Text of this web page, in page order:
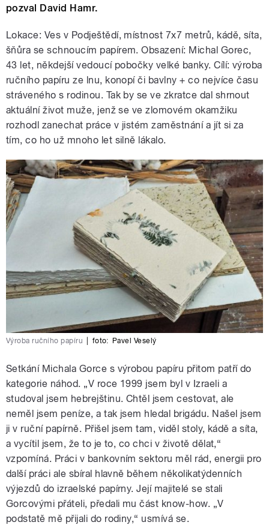
pozval David Hamr.
Lokace: Ves v Podještědí, místnost 7x7 metrů, kádě, síta,
šňůra se schnoucím papírem. Obsazení: Michal Gorec,
43 let, někdejší vedoucí pobočky velké banky. Cílí: výroba
ručního papíru ze lnu, konopí či bavlny + co nejvíce času
stráveného s rodinou. Tak by se ve zkratce dal shrnout
aktuální život muže, jenž se ve zlomovém okamžiku
rozhodl zanechat práce v jistém zaměstnání a jít si za
tím, co ho už mnoho let silně lákalo.
Výroba ručního papíru foto: Pavel Veselý
Setkání Michala Gorce s výrobou papíru přitom patří do
kategorie náhod. „V roce 1999 jsem byl v Izraeli a
studoval jsem hebrejštinu. Chtěl jsem cestovat, ale
neměl jsem peníze, a tak jsem hledal brigádu. Našel jsem
ji v ruční papírně. Přišel jsem tam, viděl stoly, kádě a síta,
a vycítil jsem, že to je to, co chci v životě dělat,“
vzpomíná. Práci v bankovním sektoru měl rád, energii pro
další práci ale sbíral hlavně během několikatýdenních
výjezdů do izraelské papírny. Její majitelé se stali
Gorcovými přáteli, předali mu část know-how. „V
podstatě mě přijali do rodiny,“ usmívá se.